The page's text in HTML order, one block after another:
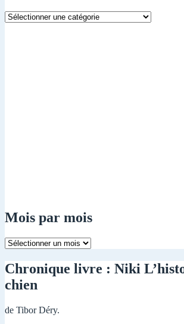
Toutes
Mois par mois
Mois
mois
Chronique livre : Niki
chien
de Tibor Déry.